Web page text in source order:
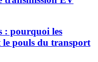
: pourquoi les
pouls du transport